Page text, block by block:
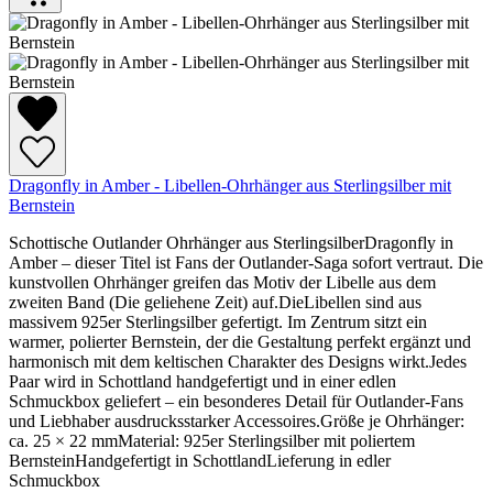
Dragonfly in Amber - Libellen-Ohrhänger aus Sterlingsilber mit
Bernstein
Schottische Outlander Ohrhänger aus SterlingsilberDragonfly in
Amber – dieser Titel ist Fans der Outlander-Saga sofort vertraut. Die
kunstvollen Ohrhänger greifen das Motiv der Libelle aus dem
zweiten Band (Die geliehene Zeit) auf.DieLibellen sind aus
massivem 925er Sterlingsilber gefertigt. Im Zentrum sitzt ein
warmer, polierter Bernstein, der die Gestaltung perfekt ergänzt und
harmonisch mit dem keltischen Charakter des Designs wirkt.Jedes
Paar wird in Schottland handgefertigt und in einer edlen
Schmuckbox geliefert – ein besonderes Detail für Outlander-Fans
und Liebhaber ausdrucksstarker Accessoires.Größe je Ohrhänger:
ca. 25 × 22 mmMaterial: 925er Sterlingsilber mit poliertem
BernsteinHandgefertigt in SchottlandLieferung in edler
Schmuckbox